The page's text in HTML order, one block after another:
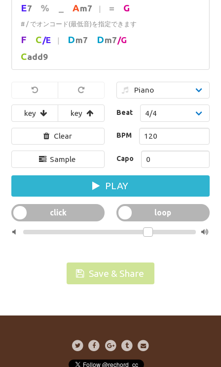
E7 % Am7 | = G
# / でオンコード(最低音)を指定できます
F C/E | Dm7 Dm7/G
Cadd9
key key
Clear
Sample
Beat
BPM
Capo
PLAY
Save & Share